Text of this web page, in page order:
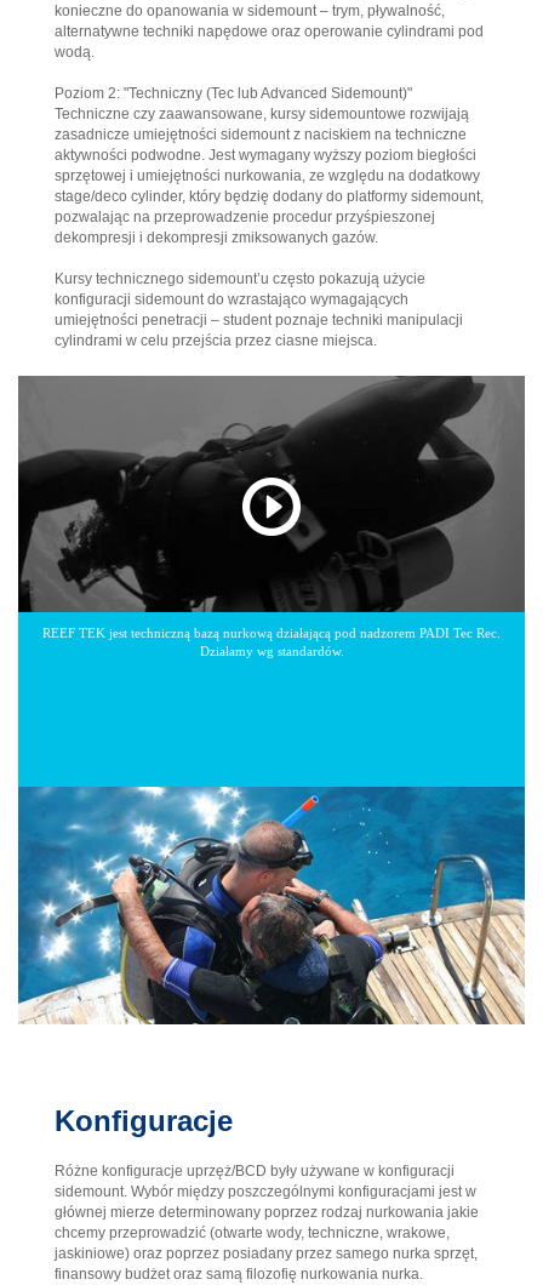
konieczne do opanowania w sidemount – trym, pływalność,
alternatywne techniki napędowe oraz operowanie cylindrami pod
wodą.
Poziom 2: "Techniczny (Tec lub Advanced Sidemount)"
Techniczne czy zaawansowane, kursy sidemountowe rozwijają
zasadnicze umiejętności sidemount z naciskiem na techniczne
aktywności podwodne. Jest wymagany wyższy poziom biegłości
sprzętowej i umiejętności nurkowania, ze względu na dodatkowy
stage/deco cylinder, który będzię dodany do platformy sidemount,
pozwalając na przeprowadzenie procedur przyśpieszonej
dekompresji i dekompresji zmiksowanych gazów.
Kursy technicznego sidemount’u często pokazują użycie
konfiguracji sidemount do wzrastająco wymagających
umiejętności penetracji – student poznaje techniki manipulacji
cylindrami w celu przejścia przez ciasne miejsca.
REEF TEK jest techniczną bazą nurkową działającą pod nadzorem PADI Tec Rec.
Działamy wg standardów.
Konfiguracje
Różne konfiguracje uprzęż/BCD były używane w konfiguracji
sidemount. Wybór między poszczególnymi konfiguracjami jest w
głównej mierze determinowany poprzez rodzaj nurkowania jakie
chcemy przeprowadzić (otwarte wody, techniczne, wrakowe,
jaskiniowe) oraz poprzez posiadany przez samego nurka sprzęt,
finansowy budżet oraz samą filozofię nurkowania nurka.